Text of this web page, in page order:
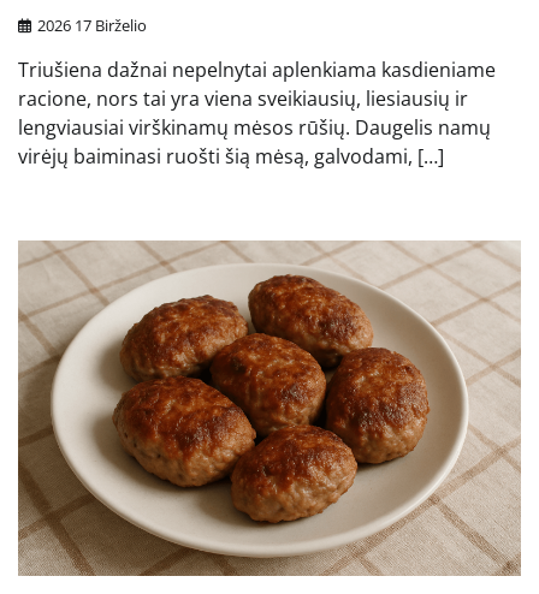
2026 17 Birželio
Triušiena dažnai nepelnytai aplenkiama kasdieniame
racione, nors tai yra viena sveikiausių, liesiausių ir
lengviausiai virškinamų mėsos rūšių. Daugelis namų
virėjų baiminasi ruošti šią mėsą, galvodami, […]